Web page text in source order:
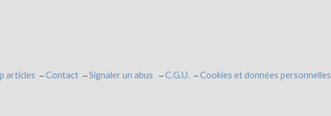
articles Contact Signaler un abus C.G.U. Cookies et données personnelles